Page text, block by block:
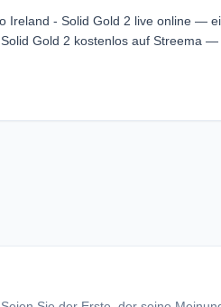
Ireland - Solid Gold 2 live online —
Gold 2 kostenlos auf Streema —